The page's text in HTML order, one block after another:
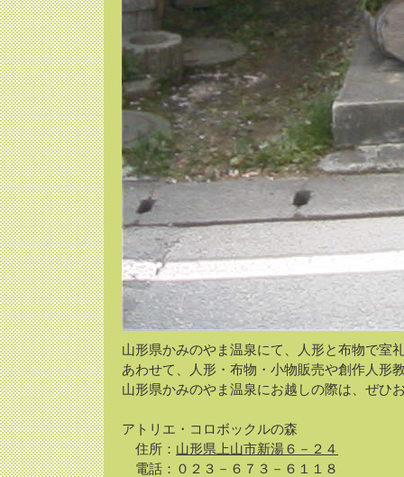
山形県かみのやま温泉にて、人形と布物で室
あわせて、人形・布物・小物販売や創作人形
山形県かみのやま温泉にお越しの際は、ぜひ
アトリエ・コロボックルの森
住所： 山形県上山市新湯６－２４
電話：０２３－６７３－６１１８